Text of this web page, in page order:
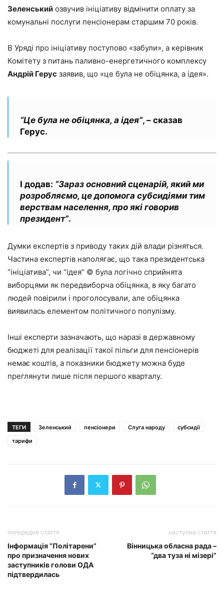
Зеленський озвучив ініціативу відмінити оплату за
комунальні послуги пенсіонерам старшим 70 років.
В Уряді про ініціативу поступово «забули», а керівник
Комітету з питань паливно-енергетичного комплексу
Андрій Герус заявив, що «це була не обіцянка, а ідея».
“Це була не обіцянка, а ідея”, – сказав
Герус.
І додав: “Зараз основний сценарій, який ми
розробляємо, це допомога субсидіями тим
верствам населення, про які говорив
президент”.
Думки експертів з приводу таких дій влади різняться.
Частина експертів наполягає, що така президентська
“ініціатива”, чи “ідея” © була логічно сприйнята
виборцями як передвиборча обіцянка, в яку багато
людей повірили і проголосували, але обіцянка
виявилась елементом політичного популізму.
Інші експерти зазначають, що наразі в державному
бюджеті для реалізації такої пільги для пенсіонерів
немає коштів, а показники бюджету можна буде
преглянути лише після першого кварталу.
ТЕГИ Зеленський пенсіонери Слуга народу
субсидії
тарифи
попередня стаття
Інформація “Політарени”
про призначення нових
заступників голови ОДА
підтвердилась
наступна стаття
Вінницька обласна рада –
“два туза ні мізері”